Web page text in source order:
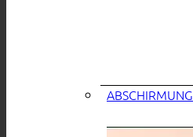
ABSCHIRMUNG